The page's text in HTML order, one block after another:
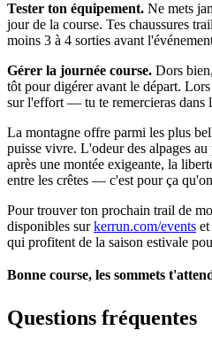
Tester ton équipement. Ne mets
jour de la course. Tes chaussures
moins 3 à 4 sorties avant
Gérer la journée course. Dors
tôt pour digérer avant le départ.
sur l'effort — tu te remercieras dans
La montagne offre parmi les plus
puisse vivre. L'odeur des alpages
après une montée exigeante, la
entre les crêtes — c'est pour ça
Pour trouver ton prochain trail de
disponibles surkerrun.com/events
qui profitent de la saison estivale
Bonne course, les sommets
Questions fréquentes